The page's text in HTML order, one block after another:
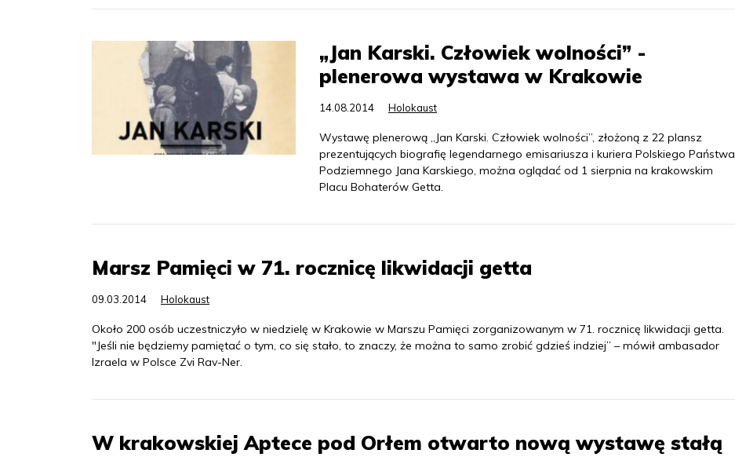
„Jan Karski. Człowiek wolności” -
plenerowa wystawa w Krakowie
14.08.2014 Holokaust
Wystawę plenerową „Jan Karski. Człowiek wolności”, złożoną z 22 plansz
prezentujących biografię legendarnego emisariusza i kuriera Polskiego Państwa
Podziemnego Jana Karskiego, można oglądać od 1 sierpnia na krakowskim
Placu Bohaterów Getta.
Marsz Pamięci w 71. rocznicę likwidacji getta
09.03.2014 Holokaust
Około 200 osób uczestniczyło w niedzielę w Krakowie w Marszu Pamięci zorganizowanym w 71. rocznicę likwidacji getta.
"Jeśli nie będziemy pamiętać o tym, co się stało, to znaczy, że można to samo zrobić gdzieś indziej” – mówił ambasador
Izraela w Polsce Zvi Rav-Ner.
W krakowskiej Aptece pod Orłem otwarto nową wystawę stałą